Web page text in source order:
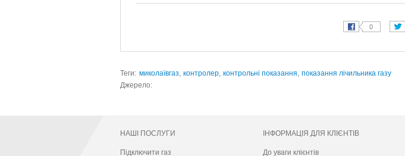
Теги: миколаївгаз, контролер, контрольні показання, показання лічильника газу
Джерело:
НАШІ ПОСЛУГИ
Підключити газ
ІНФОРМАЦІЯ ДЛЯ КЛІЄНТІВ
До уваги клієнтів